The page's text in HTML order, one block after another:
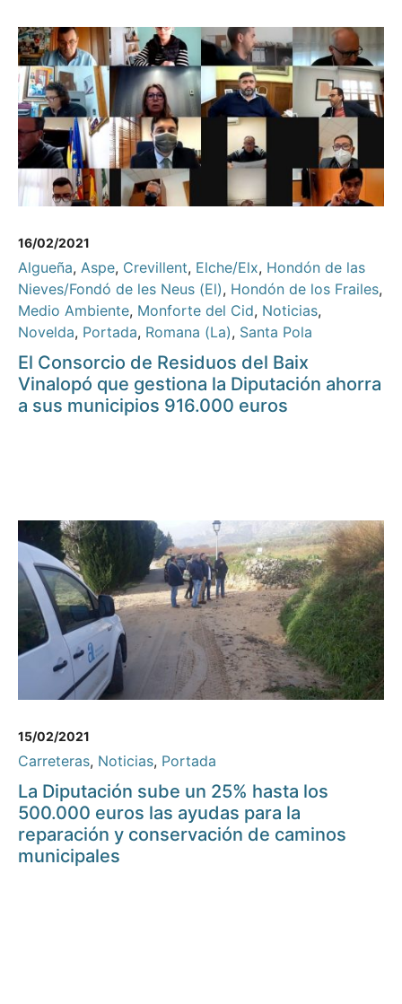
16/02/2021
Algueña, Aspe, Crevillent, Elche/Elx, Hondón de las
Nieves/Fondó de les Neus (El), Hondón de los Frailes,
Medio Ambiente, Monforte del Cid, Noticias,
Novelda, Portada, Romana (La), Santa Pola
El Consorcio de Residuos del Baix
Vinalopó que gestiona la Diputación ahorra
a sus municipios 916.000 euros
15/02/2021
Carreteras, Noticias, Portada
La Diputación sube un 25% hasta los
500.000 euros las ayudas para la
reparación y conservación de caminos
municipales